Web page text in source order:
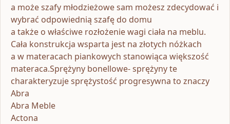
a może szafy młodzieżowe sam możesz zdecydować i
wybrać odpowiednią szafę do domu
a także o właściwe rozłożenie wagi ciała na meblu.
Cała konstrukcja wsparta jest na złotych nóżkach
a w materacach piankowych stanowiąca większość
materaca.Sprężyny bonellowe- sprężyny te
charakteryzuje sprężystość progresywna to znaczy
Abra
Abra Meble
Actona